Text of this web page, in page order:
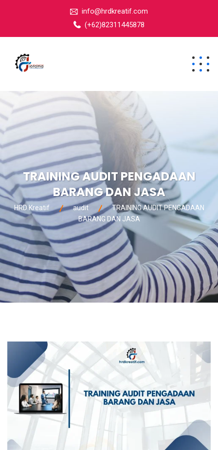
info@hrdkreatif.com
(+62)82311445878
TRAINING AUDIT PENGADAAN
BARANG DAN JASA
HRD Kreatif audit
TRAINING AUDIT PENGADAAN
BARANG DAN JASA